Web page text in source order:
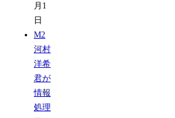
月1
日
M2
河村
洋希
君が
情報
処理